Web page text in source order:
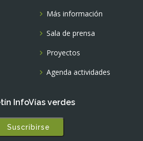
Más información
Sala de prensa
Proyectos
Agenda actividades
InfoVías verdes
Suscribirse